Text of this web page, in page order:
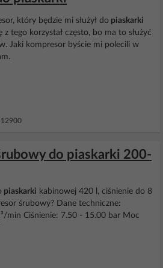
który będzie mi służył do piaskarki
tego korzystał często, bo ma to służyć
Jaki kompresor byście mi polecili w
do piaskarki 200-
piaskarki kabinowej 420 l, ciśnienie do 8
śrubowy? Dane techniczne:
min Ciśnienie: 7.50 - 15.00 bar Moc